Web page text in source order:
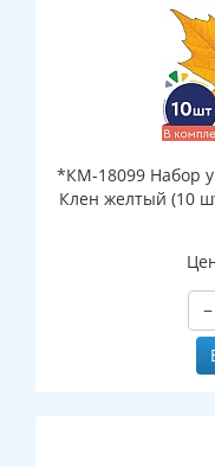
*КМ-18099 Набор
Клен желтый (10
−